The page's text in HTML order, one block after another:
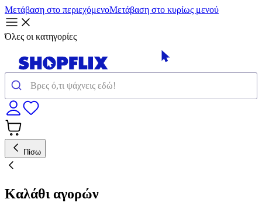
Μετάβαση στο περιεχόμενοΜετάβαση στο κυρίως μενού
Όλες οι κατηγορίες
Πίσω
Καλάθι αγορών